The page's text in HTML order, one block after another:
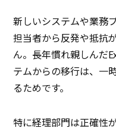
新しいシステムや業務
担当者から反発や抵抗
ん。長年慣れ親しんだ
テムからの移行は、一
るためです。
特に経理部門は正確性